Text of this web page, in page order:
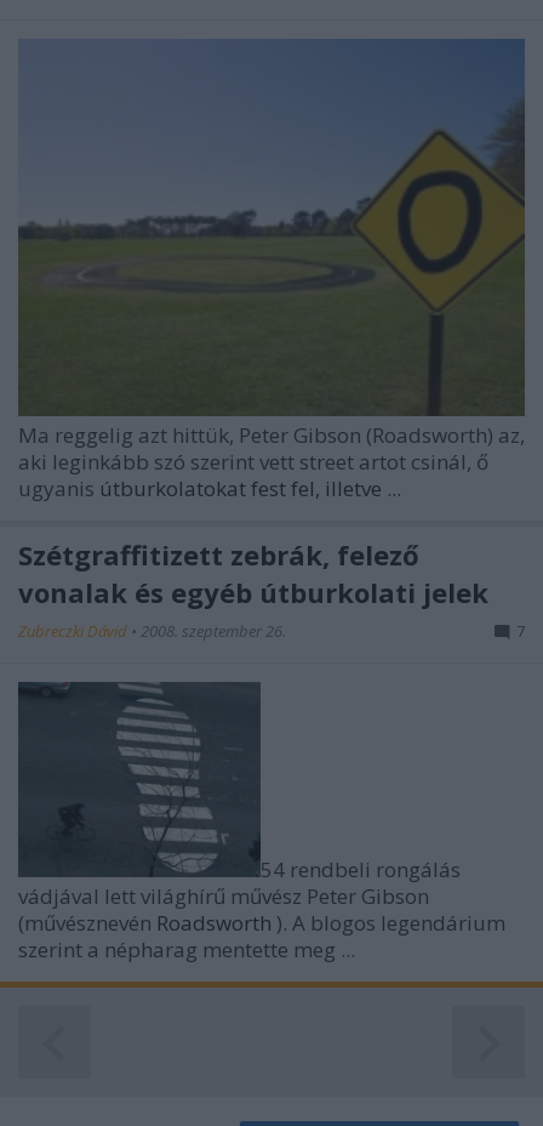
Ma reggelig azt hittük, Peter Gibson (Roadsworth) az,
aki leginkább szó szerint vett street artot csinál, ő
ugyanis útburkolatokat fest fel, illetve ...
Szétgraffitizett zebrák, felező
vonalak és egyéb útburkolati jelek
Zubreczki Dávid • 2008. szeptember 26. 7
54 rendbeli rongálás
vádjával lett világhírű művész Peter Gibson
(művésznevén Roadsworth ). A blogos legendárium
szerint a népharag mentette meg ...